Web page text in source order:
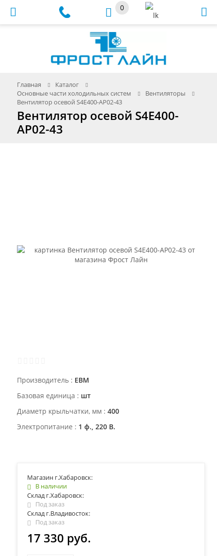
0
Главная
Каталог
Основные части холодильных систем
Вентиляторы
Вентилятор осевой S4E400-AP02-43
Вентилятор осевой S4E400-
AP02-43
Производитель
EBM
Базовая единица
шт
Диаметр крыльчатки, мм
400
Электропитание
1 ф., 220 В.
Магазин г.Хабаровск:
В наличии
Склад г.Хабаровск:
Под заказ
Склад г.Владивосток:
Под заказ
17 330 руб.